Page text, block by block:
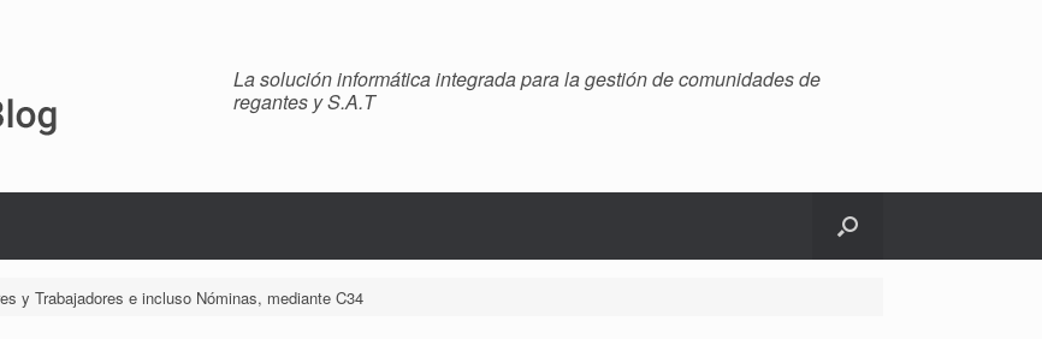
La solución informática integrada para la gestión de comunidades de
regantes y S.A.T
y Trabajadores e incluso Nóminas, mediante C34